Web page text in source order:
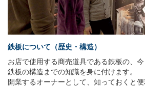
鉄板について（歴史・構造）
お店で使用する商売道具である鉄板の、
鉄板の構造までの知識を身に付けます。
開業するオーナーとして、知っておくと